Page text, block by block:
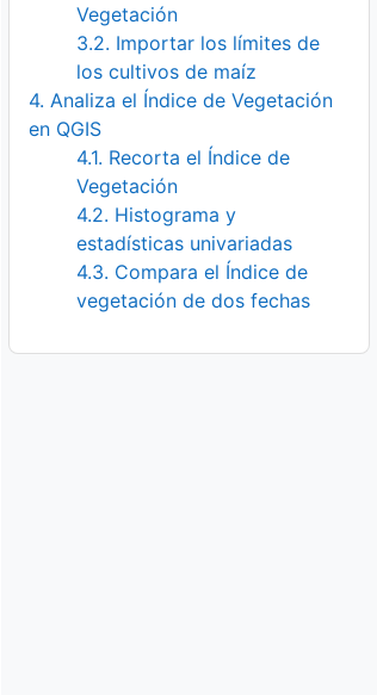
Vegetación
3.2. Importar los límites de
los cultivos de maíz
4. Analiza el Índice de Vegetación
en QGIS
4.1. Recorta el Índice de
Vegetación
4.2. Histograma y
estadísticas univariadas
4.3. Compara el Índice de
vegetación de dos fechas